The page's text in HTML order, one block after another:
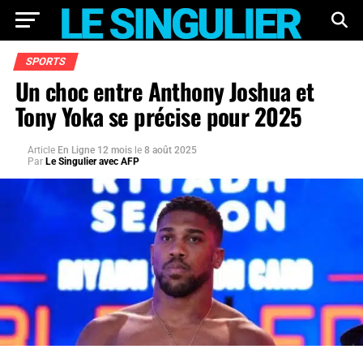
SPORTS
Un choc entre Anthony Joshua et
Tony Yoka se précise pour 2025
Article En Ligne 12 mois le 8 août 2025
Par Le Singulier avec AFP